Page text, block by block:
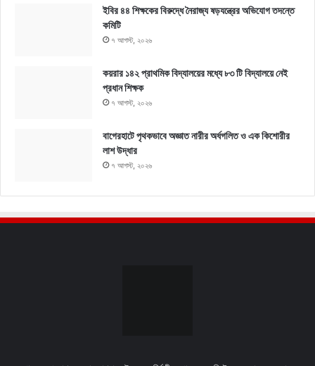
ইবির ৪৪ শিক্ষকের বিরুদ্ধে নৈরাজ্য ষড়যন্ত্রের অভিযোগ তদন্তে
কমিটি
৭ আগস্ট, ২০২৬
কয়রার ১৪২ প্রাথমিক বিদ্যালয়ের মধ্যে ৮৩ টি বিদ্যালয়ে নেই
প্রধান শিক্ষক
৭ আগস্ট, ২০২৬
বাগেরহাটে পৃথকভাবে অজ্ঞাত নারীর অর্ধগলিত ও এক কিশোরীর
লাশ উদ্ধার
৭ আগস্ট, ২০২৬